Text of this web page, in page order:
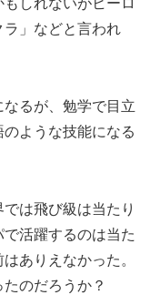
しれないがヒーロ
」などと言われ
るが、勉学で目立
ような技能になる
は飛び級は当たり
活躍するのは当た
ありえなかった。
のだろうか？